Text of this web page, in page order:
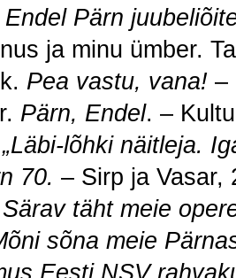
Endel Pärn
ja minu ümber.
Pea vastu, vana! –
Pärn, Endel. –
„Läbi-lõhki näitleja.
70. – Sirp ja Vasar,
Särav täht meie
sõna meie
Eesti NSV